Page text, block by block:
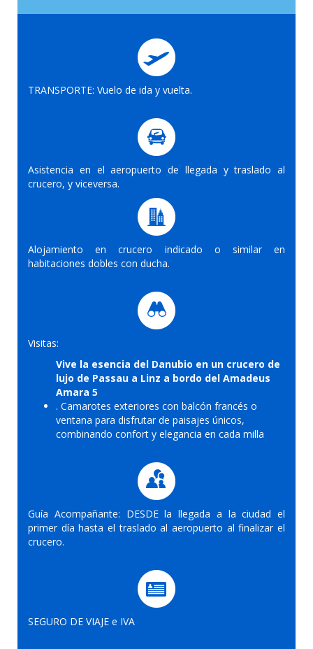
TRANSPORTE: Vuelo de ida y vuelta.
Asistencia en el aeropuerto de llegada y traslado al
crucero, y viceversa.
Alojamiento en crucero indicado o similar en
habitaciones dobles con ducha.
Visitas:
Vive la esencia del Danubio en un crucero de
lujo de Passau a Linz a bordo del Amadeus
Amara 5
. Camarotes exteriores con balcón francés o
ventana para disfrutar de paisajes únicos,
combinando confort y elegancia en cada milla
Guía Acompañante: DESDE la llegada a la ciudad el
primer día hasta el traslado al aeropuerto al finalizar el
crucero.
SEGURO DE VIAJE e IVA